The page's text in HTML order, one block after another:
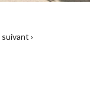
suivant ›